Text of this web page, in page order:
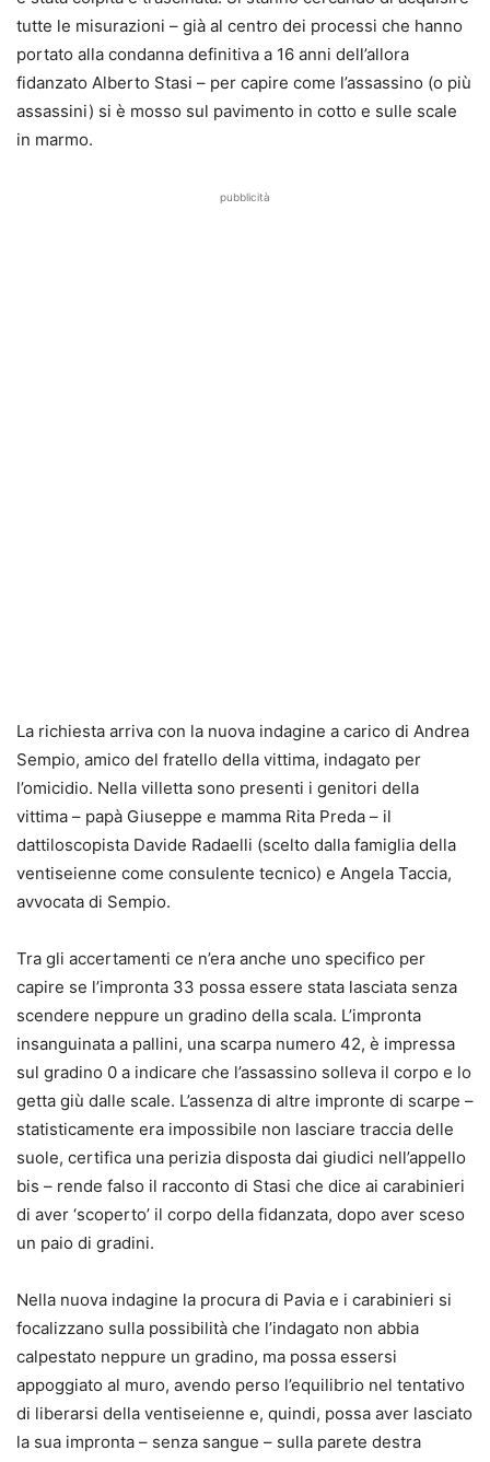
tutte le misurazioni – già al centro dei processi che hanno
portato alla condanna definitiva a 16 anni dell’allora
fidanzato Alberto Stasi – per capire come l’assassino (o più
assassini) si è mosso sul pavimento in cotto e sulle scale
in marmo.
pubblicità
La richiesta arriva con la nuova indagine a carico di Andrea
Sempio, amico del fratello della vittima, indagato per
l’omicidio. Nella villetta sono presenti i genitori della
vittima – papà Giuseppe e mamma Rita Preda – il
dattiloscopista Davide Radaelli (scelto dalla famiglia della
ventiseienne come consulente tecnico) e Angela Taccia,
avvocata di Sempio.
Tra gli accertamenti ce n’era anche uno specifico per
capire se l’impronta 33 possa essere stata lasciata senza
scendere neppure un gradino della scala. L’impronta
insanguinata a pallini, una scarpa numero 42, è impressa
sul gradino 0 a indicare che l’assassino solleva il corpo e lo
getta giù dalle scale. L’assenza di altre impronte di scarpe –
statisticamente era impossibile non lasciare traccia delle
suole, certifica una perizia disposta dai giudici nell’appello
bis – rende falso il racconto di Stasi che dice ai carabinieri
di aver ‘scoperto’ il corpo della fidanzata, dopo aver sceso
un paio di gradini.
Nella nuova indagine la procura di Pavia e i carabinieri si
focalizzano sulla possibilità che l’indagato non abbia
calpestato neppure un gradino, ma possa essersi
appoggiato al muro, avendo perso l’equilibrio nel tentativo
di liberarsi della ventiseienne e, quindi, possa aver lasciato
la sua impronta – senza sangue – sulla parete destra